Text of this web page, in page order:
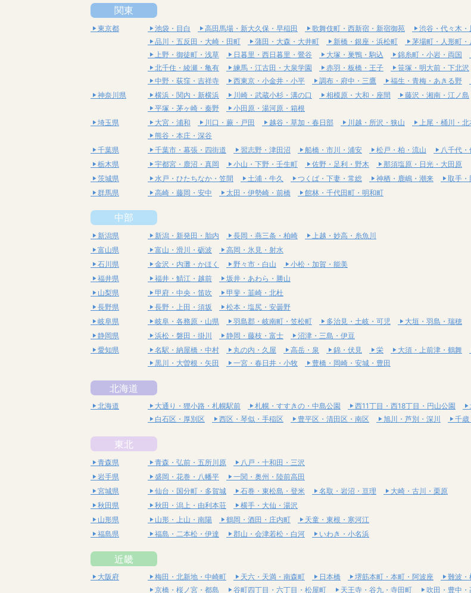
関東
東京都 池袋・目白 高田馬場・新大久保・早稲田 歌舞伎町・西新宿・新宿御苑 渋谷・代々木・
品川・五反田・大崎・田町
蒲田・大森・大井町 新橋・銀座・浜松町 茅場町・人形町・
上野・御徒町・浅草
日暮里・西日暮里・鶯谷 大塚・巣鴨・駒込 錦糸町・小岩・両国
北千住・綾瀬・亀有
練馬・江古田・大泉学園 赤羽・板橋・王子 笹塚・明大前・下北沢
中野・荻窪・吉祥寺
西東京・小金井・小平 調布・府中・三鷹 福生・青梅・あきる野
神奈川県
横浜・関内・新横浜 川崎・武蔵小杉・溝の口 相模原・大和・座間 藤沢・湘南・江ノ島
平塚・茅ヶ崎・秦野
小田原・湯河原・箱根
埼玉県
大宮・浦和 川口・蕨・戸田 越谷・草加・春日部 川越・所沢・狭山 上尾・桶川・北
熊谷・本庄・深谷
千葉県
千葉市・幕張・四街道 習志野・津田沼 船橋・市川・浦安 松戸・柏・流山 八千代
栃木県
宇都宮・鹿沼・真岡 小山・下野・壬生町 佐野・足利・野木
那須塩原・日光・大田原
茨城県
水戸・ひたちなか・笠間 土浦・牛久 つくば・下妻・常総 神栖・鹿嶋・潮来 取手・
群馬県
高崎・藤岡・安中 太田・伊勢崎・前橋 館林・千代田町・明和町
中部
新潟県 新潟・新発田・胎内 長岡・燕三条・柏崎
上越・妙高・糸魚川
富山県
富山・滑川・砺波
高岡・氷見・射水
石川県
金沢・内灘・かほく 野々市・白山
小松・加賀・能美
福井県
福井・鯖江・越前
坂井・あわら・勝山
山梨県
甲府・中央・笛吹
甲斐・韮崎・北杜
長野県
長野・上田・須坂
松本・塩尻・安曇野
岐阜県
岐阜・各務原・山県 羽島郡・岐南町・笠松町 多治見・土岐・可児
大垣・羽島・瑞穂
静岡県
浜松・磐田・掛川 静岡・藤枝・富士
沼津・三島・伊豆
愛知県
名駅・納屋橋・中村 丸の内・久屋 高岳・泉 錦・伏見 栄 大須・上前津・鶴舞
黒川・大曽根・矢田
一宮・春日井・小牧 豊橋・岡崎・安城・豊田
北海道
北海道 大通り・狸小路・札幌駅前 札幌・すすきの・中島公園 西11丁目・西18丁目・円山公園
白石区・厚別区
西区・琴似・手稲区 豊平区・清田区・南区 旭川・芦別・深川 千歳
東北
青森県 青森・弘前・五所川原
八戸・十和田・三沢
岩手県
盛岡・花巻・八幡平
一関・奥州・陸前高田
宮城県
仙台・国分町・多賀城 石巻・東松島・登米 名取・岩沼・亘理
大崎・古川・栗原
秋田県
秋田・潟上・由利本荘
横手・大仙・湯沢
山形県
山形・上山・南陽 鶴岡・酒田・庄内町
天童・東根・寒河江
福島県
福島・二本松・伊達 郡山・会津若松・白河 いわき・小名浜
近畿
大阪府 梅田・北新地・中崎町 天六・天満・南森町 日本橋 堺筋本町・本町・阿波座 難波・
京橋・桜ノ宮・都島
谷町四丁目・六丁目・松屋町 天王寺・谷九・寺田町 吹田・豊中・